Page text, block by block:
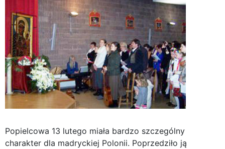
Popielcowa 13 lutego miała bardzo szczególny
charakter dla madryckiej Polonii. Poprzedziło ją